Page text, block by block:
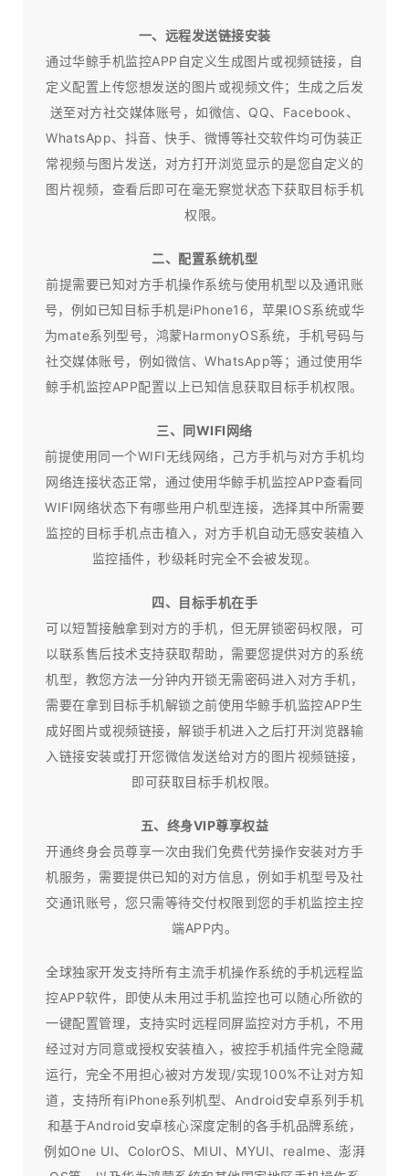
一、远程发送链接安装
通过华鲸手机监控APP自定义生成图片或视频链接，自
定义配置上传您想发送的图片或视频文件；生成之后发
送至对方社交媒体账号，如微信、QQ、Facebook、
WhatsApp、抖音、快手、微博等社交软件均可伪装正
常视频与图片发送，对方打开浏览显示的是您自定义的
图片视频，查看后即可在毫无察觉状态下获取目标手机
权限。
二、配置系统机型
前提需要已知对方手机操作系统与使用机型以及通讯账
号，例如已知目标手机是iPhone16，苹果IOS系统或华
为mate系列型号，鸿蒙HarmonyOS系统，手机号码与
社交媒体账号，例如微信、WhatsApp等；通过使用华
鲸手机监控APP配置以上已知信息获取目标手机权限。
三、同WIFI网络
前提使用同一个WIFI无线网络，己方手机与对方手机均
网络连接状态正常，通过使用华鲸手机监控APP查看同
WIFI网络状态下有哪些用户机型连接，选择其中所需要
监控的目标手机点击植入，对方手机自动无感安装植入
监控插件，秒级耗时完全不会被发现。
四、目标手机在手
可以短暂接触拿到对方的手机，但无屏锁密码权限，可
以联系售后技术支持获取帮助，需要您提供对方的系统
机型，教您方法一分钟内开锁无需密码进入对方手机，
需要在拿到目标手机解锁之前使用华鲸手机监控APP生
成好图片或视频链接，解锁手机进入之后打开浏览器输
入链接安装或打开您微信发送给对方的图片视频链接，
即可获取目标手机权限。
五、终身VIP尊享权益
开通终身会员尊享一次由我们免费代劳操作安装对方手
机服务，需要提供已知的对方信息，例如手机型号及社
交通讯账号，您只需等待交付权限到您的手机监控主控
端APP内。
全球独家开发支持所有主流手机操作系统的手机远程监
控APP软件，即使从未用过手机监控也可以随心所欲的
一键配置管理，支持实时远程同屏监控对方手机，不用
经过对方同意或授权安装植入，被控手机插件完全隐藏
运行，完全不用担心被对方发现/实现100%不让对方知
道，支持所有iPhone系列机型、Android安卓系列手机
和基于Android安卓核心深度定制的各手机品牌系统，
例如One UI、ColorOS、MIUI、MYUI、realme、澎湃